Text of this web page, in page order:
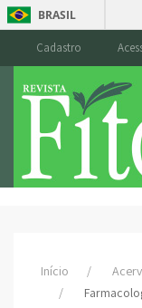
BRASIL
Cadastro
Início